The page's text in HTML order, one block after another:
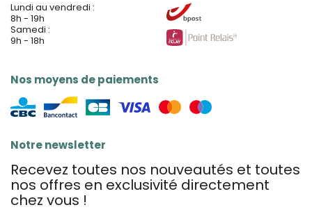
Lundi au vendredi :
8h - 19h
Samedi :
9h - 18h
Nos moyens de paiements
Notre newsletter
Recevez toutes nos nouveautés et toutes
nos offres en exclusivité directement
chez vous !